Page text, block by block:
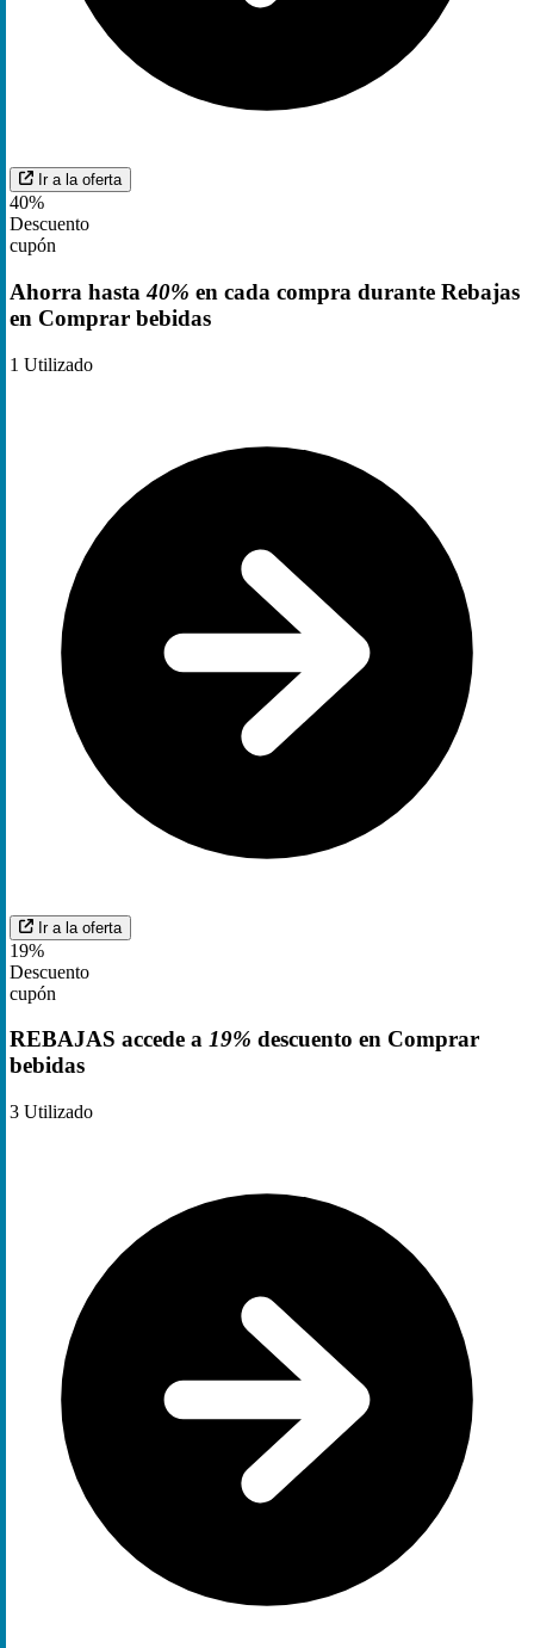
Ir a la oferta
40%
Descuento
cupón
Ahorra hasta40% en cada compra durante Rebajas
en Comprar bebidas
1 Utilizado
Ir a la oferta
19%
Descuento
cupón
REBAJAS accede a 19% descuento en Comprar
bebidas
3 Utilizado